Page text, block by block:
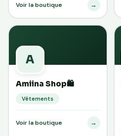
Voir la boutique →
A
Amiina Shop🛍️
Vêtements
Voir la boutique →